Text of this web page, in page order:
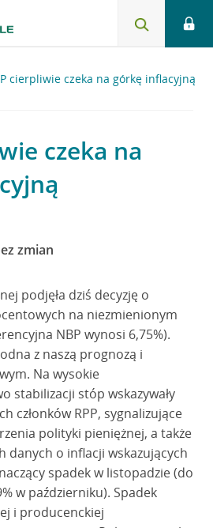
cierpliwie czeka na górkę inflacyjną
czeka na
zmian
podjęła dziś decyzję o
na niezmienionym
NBP wynosi 6,75%).
z naszą prognozą i
Na wysokie
stabilizacji stóp wskazywały
członków RPP, sygnalizujące
polityki pieniężnej, a także
danych o inflacji wskazujących
spadek w listopadzie (do
w październiku). Spadek
i producenckiej